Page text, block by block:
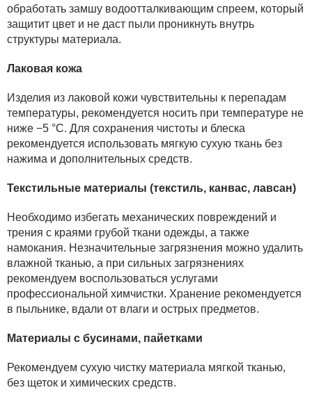
обработать замшу водоотталкивающим спреем, который
защитит цвет и не даст пыли проникнуть внутрь
структуры материала.
Лаковая кожа
Изделия из лаковой кожи чувствительны к перепадам
температуры, рекомендуется носить при температуре не
ниже −5 °С. Для сохранения чистоты и блеска
рекомендуется использовать мягкую сухую ткань без
нажима и дополнительных средств.
Текстильные материалы (текстиль, канвас, лавсан)
Необходимо избегать механических повреждений и
трения с краями грубой ткани одежды, а также
намокания. Незначительные загрязнения можно удалить
влажной тканью, а при сильных загрязнениях
рекомендуем воспользоваться услугами
профессиональной химчистки. Хранение рекомендуется
в пыльнике, вдали от влаги и острых предметов.
Материалы с бусинами, пайетками
Рекомендуем сухую чистку материала мягкой тканью,
без щеток и химических средств.